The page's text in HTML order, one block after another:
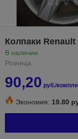
Колпаки
В наличии
Розница
90,20 руб./
Экономия: 19.80